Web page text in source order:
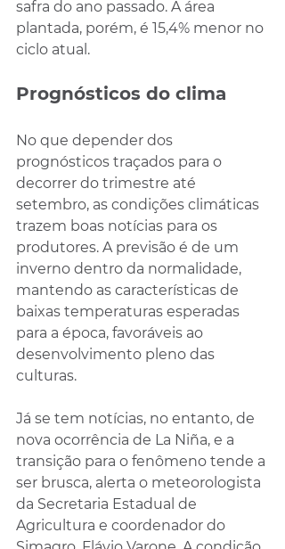
safra do ano passado. A área
plantada, porém, é 15,4% menor no
ciclo atual.
Prognósticos do clima
No que depender dos
prognósticos traçados para o
decorrer do trimestre até
setembro, as condições climáticas
trazem boas notícias para os
produtores. A previsão é de um
inverno dentro da normalidade,
mantendo as características de
baixas temperaturas esperadas
para a época, favoráveis ao
desenvolvimento pleno das
culturas.
Já se tem notícias, no entanto, de
nova ocorrência de La Niña, e a
transição para o fenômeno tende a
ser brusca, alerta o meteorologista
da Secretaria Estadual de
Agricultura e coordenador do